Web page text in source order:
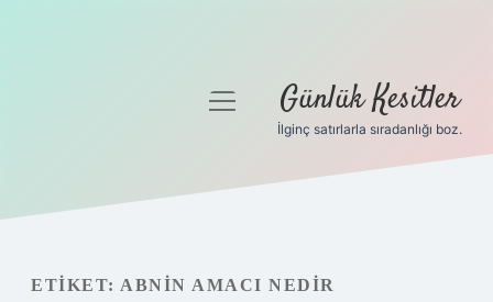
Hakkımızda
menüyü
Günlük Kesitler
İlginç satırlarla sıradanlığı boz.
ETIKET: ABNIN AMACI NEDIR